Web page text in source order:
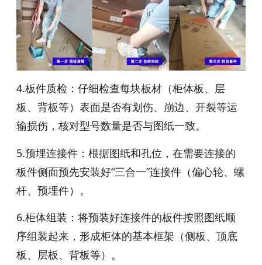
4.板件质检：仔细检查每块板材（柜体板、层
板、背板等）表面是否有划伤、崩边、开裂等运
输损伤，核对型号数量是否与图纸一致。
5.预埋连接件：根据图纸和孔位，在需要连接的
板件侧面预先安装好“三合一”连接件（偏心轮、螺
杆、预埋件）。
6.柜体组装：将预装好连接件的板件按照图纸顺
序组装起来，形成柜体的基本框架（侧板、顶底
板、层板、背板等）。